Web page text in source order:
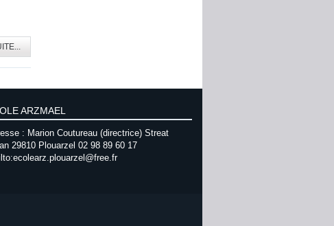
ARZMAEL
: Marion Coutureau (directrice) Streat
29810 Plouarzel 02 98 89 60 17